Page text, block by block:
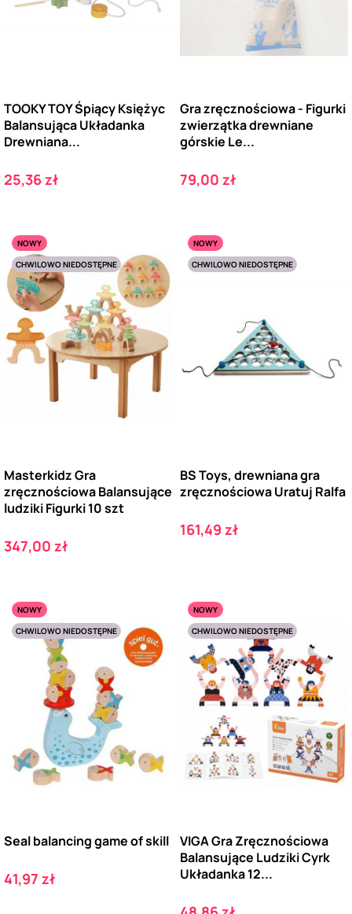
TOOKY TOY Śpiący Księżyc
Balansująca Układanka
Drewniana...
Cena
25,36 zł
Gra zręcznościowa - Figurki
zwierzątka drewniane
górskie Le...
Cena
79,00 zł
NOWY
CHWILOWO NIEDOSTĘPNE
Masterkidz Gra
zręcznościowa Balansujące
ludziki Figurki 10 szt
Cena
347,00 zł
NOWY
CHWILOWO NIEDOSTĘPNE
BS Toys, drewniana gra
zręcznościowa Uratuj Ralfa
Cena
161,49 zł
NOWY
CHWILOWO NIEDOSTĘPNE
Seal balancing game of skill
Cena
41,97 zł
NOWY
CHWILOWO NIEDOSTĘPNE
VIGA Gra Zręcznościowa
Balansujące Ludziki Cyrk
Układanka 12...